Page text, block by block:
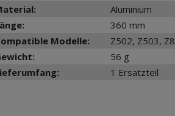
Aluminium
360 mm
Modelle:
Z502, Z503,
56 g
1 Ersatzteil